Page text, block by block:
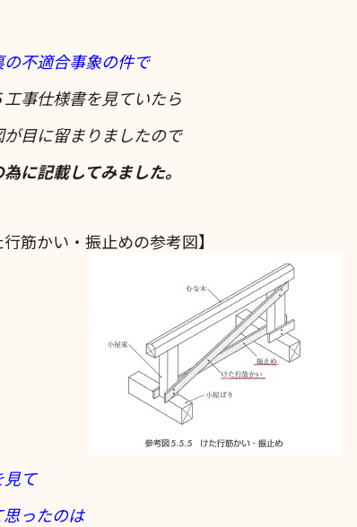
不適合事象の件で
工事仕様書を見ていたら
が目に留まりましたので
に記載してみました。
行筋かい・振止めの参考図】
見て
思ったのは